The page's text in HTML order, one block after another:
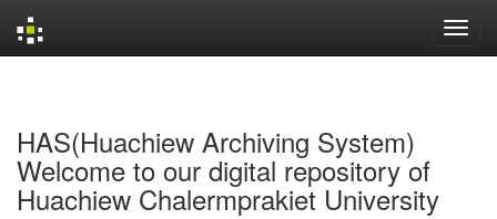
HAS(Huachiew Archiving System)
Welcome to our digital repository of
Huachiew Chalermprakiet University